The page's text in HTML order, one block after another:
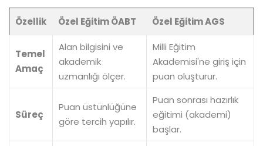
Özellik Özel Eğitim ÖABT Özel Eğitim AGS
Temel
Amaç
Alan bilgisini ve
akademik
uzmanlığı ölçer.
Milli Eğitim
Akademisi'ne giriş için
puan oluşturur.
Süreç
Puan üstünlüğüne
göre tercih yapılır.
Puan sonrası hazırlık
eğitimi (akademi)
başlar.